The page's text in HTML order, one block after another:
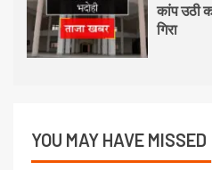
कांप उठी
गिरा
YOU MAY HAVE MISSED